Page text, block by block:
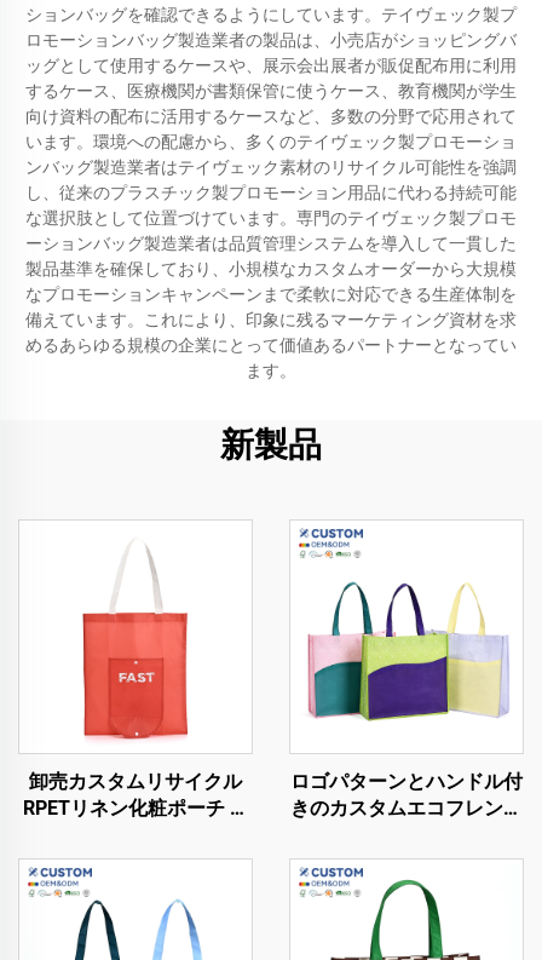
ションバッグを確認できるようにしています。テイヴェック製プ
ロモーションバッグ製造業者の製品は、小売店がショッピングバ
ッグとして使用するケースや、展示会出展者が販促配布用に利用
するケース、医療機関が書類保管に使うケース、教育機関が学生
向け資料の配布に活用するケースなど、多数の分野で応用されて
います。環境への配慮から、多くのテイヴェック製プロモーショ
ンバッグ製造業者はテイヴェック素材のリサイクル可能性を強調
し、従来のプラスチック製プロモーション用品に代わる持続可能
な選択肢として位置づけています。専門のテイヴェック製プロモ
ーションバッグ製造業者は品質管理システムを導入して一貫した
製品基準を確保しており、小規模なカスタムオーダーから大規模
なプロモーションキャンペーンまで柔軟に対応できる生産体制を
備えています。これにより、印象に残るマーケティング資材を求
めるあらゆる規模の企業にとって価値あるパートナーとなってい
ます。
新製品
卸売カスタムリサイクル
RPETリネン化粧ポーチ 環
ングバッグ カスタマイズ
ロゴ対応 リサイクル可能
ロゴパターンとハンドル付
きのカスタムエコフレンド
ッグ、サステナブルなノン
ウォーブンデザイン